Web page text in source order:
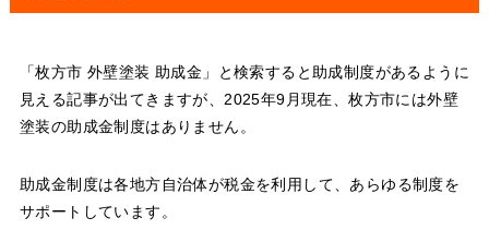
「枚方市 外壁塗装 助成金」と検索すると助成制度があるように
見える記事が出てきますが、2025年9月現在、枚方市には外壁
塗装の助成金制度はありません。
助成金制度は各地方自治体が税金を利用して、あらゆる制度を
サポートしています。